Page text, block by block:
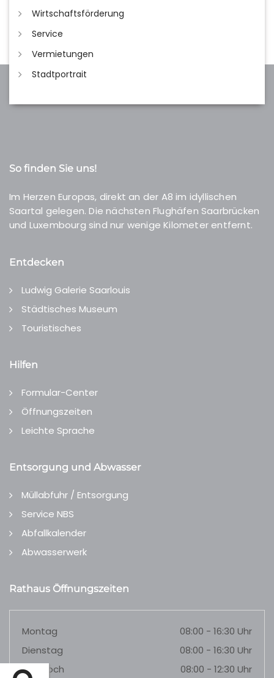
Wirtschaftsförderung
Service
Vermietungen
Stadtportrait
So finden Sie uns!
Im Herzen Europas, direkt an der A8 im idyllischen
Saartal gelegen. Die nächsten Flughäfen Saarbrücken
und Luxembourg sind nur wenige Kilometer entfernt.
Entdecken
Ludwig Galerie Saarlouis
Städtisches Museum
Touristisches
Hilfen
Formular-Center
Öffnungszeiten
Leichte Sprache
Entsorgung und Abwasser
Müllabfuhr / Entsorgung
Service NBS
Abfallkalender
Abwasserwerk
Rathaus Öffnungszeiten
Montag
08:00 - 16:30 Uhr
Dienstag
08:00 - 16:30 Uhr
Mittwoch
08:00 - 12:30 Uhr